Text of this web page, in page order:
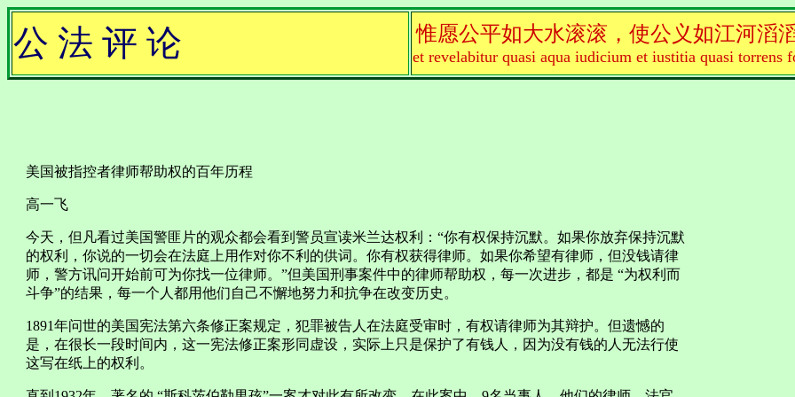
公 法 评 论 惟愿公平如大水滚滚，使公义如江河滔
et revelabitur quasi aqua iudicium et iustitia quasi torrens
美国被指控者律师帮助权的百年历程
高一飞
今天，但凡看过美国警匪片的观众都会看到警员宣读米兰达权利：“你有权保持沉默。如果你放弃保持沉默
的权利，你说的一切会在法庭上用作对你不利的供词。你有权获得律师。如果你希望有律师，但没钱请律
师，警方讯问开始前可为你找一位律师。”但美国刑事案件中的律师帮助权，每一次进步，都是 “为权利而
斗争”的结果，每一个人都用他们自己不懈地努力和抗争在改变历史。
1891年问世的美国宪法第六条修正案规定，犯罪被告人在法庭受审时，有权请律师为其辩护。但遗憾的
是，在很长一段时间内，这一宪法修正案形同虚设，实际上只是保护了有钱人，因为没有钱的人无法行使
这写在纸上的权利。